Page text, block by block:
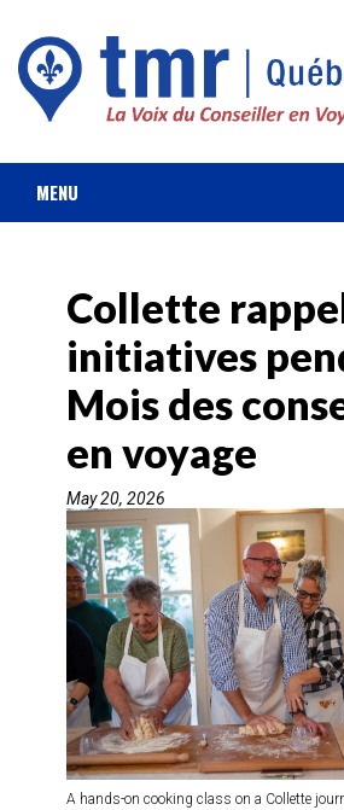
MENU
FORFAIT VACANCES
CROISIÈRES
HOTELS & RESORTS
DESTINATIONS
AGENTS DE VOYAGE
FORMATION & RESSOURCES
Collette
initiatives
Mois des
en voyage
May 20, 2026
A hands-on cooking class on a Collette